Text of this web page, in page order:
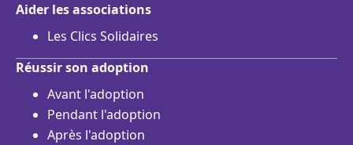
Aider les associations
Les Clics Solidaires
Réussir son adoption
Avant l'adoption
Pendant l'adoption
Après l'adoption